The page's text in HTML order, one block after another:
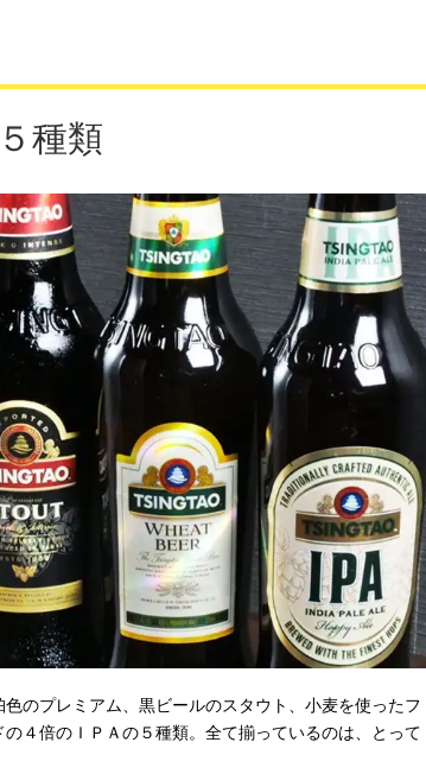
種類
のプレミアム、黒ビールのスタウト、小麦を使ったフ
４倍のＩＰＡの５種類。全て揃っているのは、とって